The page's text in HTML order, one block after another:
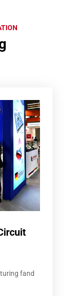
fand